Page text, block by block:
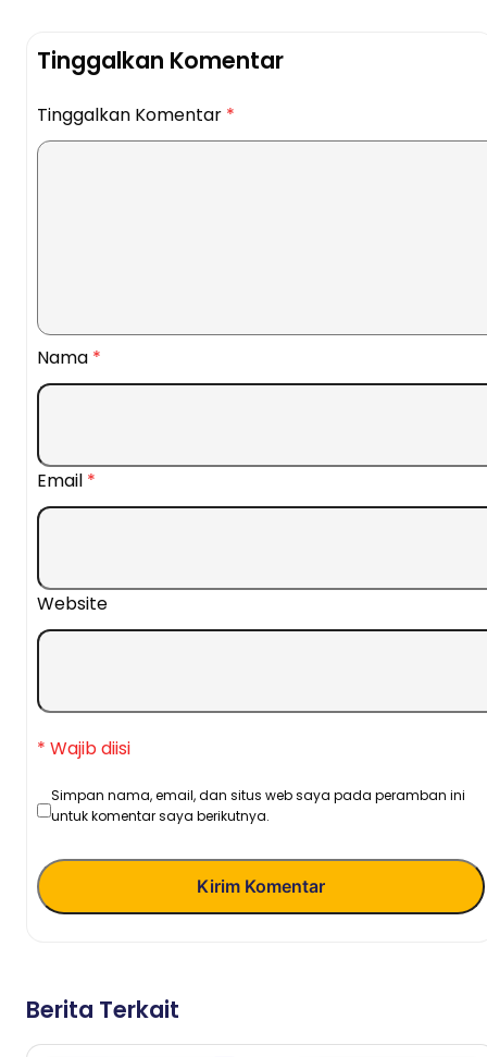
Tinggalkan Komentar
Tinggalkan Komentar *
Nama *
Email *
Website
* Wajib diisi
Simpan nama, email, dan situs web saya pada peramban ini
untuk komentar saya berikutnya.
Kirim Komentar
Berita Terkait